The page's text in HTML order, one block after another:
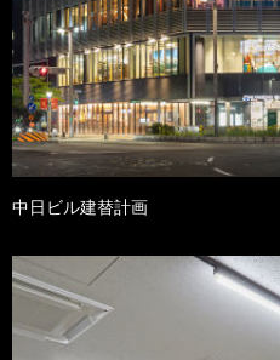
中日ビル建替計画